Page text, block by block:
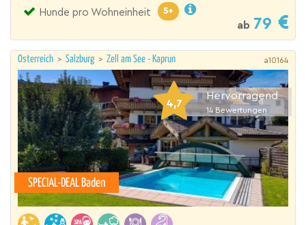
Hunde pro Wohneinheit
5+
ab 79
Österreich > Salzburg > Zell am See - Kaprun a10164
4,7
Hervorragend
14 Bewertungen
SPECIAL-DEAL Baden